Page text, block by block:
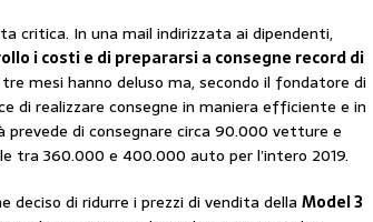
critica. In una mail indirizzata ai dipendenti,
i costi e di prepararsi a consegne record di
mesi hanno deluso ma, secondo il fondatore di
di realizzare consegne in maniera efficiente e in
di consegnare circa 90.000 vetture e
tra 360.000 e 400.000 auto per l’intero 2019.
deciso di ridurre i prezzi di vendita della Model 3